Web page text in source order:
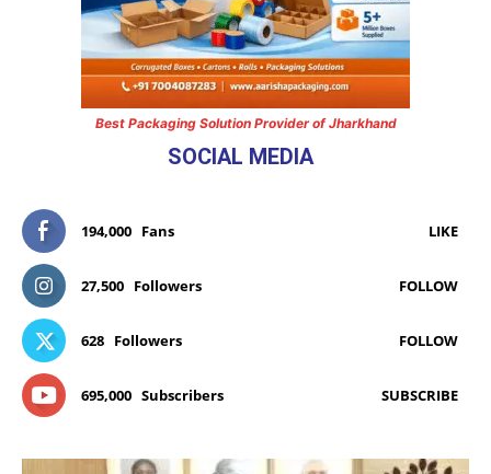
Best Packaging Solution Provider of Jharkhand
SOCIAL MEDIA
194,000 Fans LIKE
27,500 Followers FOLLOW
628 Followers FOLLOW
695,000 Subscribers SUBSCRIBE